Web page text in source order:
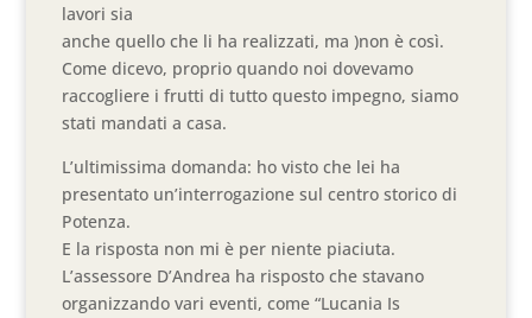
lavori sia
anche quello che li ha realizzati, ma )non è così.
Come dicevo, proprio quando noi dovevamo
raccogliere i frutti di tutto questo impegno, siamo
stati mandati a casa.
L’ultimissima domanda: ho visto che lei ha
presentato un’interrogazione sul centro storico di
Potenza.
E la risposta non mi è per niente piaciuta.
L’assessore D’Andrea ha risposto che stavano
organizzando vari eventi, come “Lucania Is